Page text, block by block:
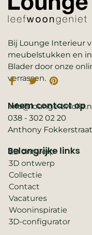
Bij Lounge Interieur
meubelstukken en
Blader door onze
verrassen.
Belangrijke links
2D ontwerp
3D ontwerp
Collectie
Contact
Vacatures
Wooninspiratie
3D-configurator
Neem contact op
info@lounge-
038 - 302 02 20
Anthony Fokkerstraat